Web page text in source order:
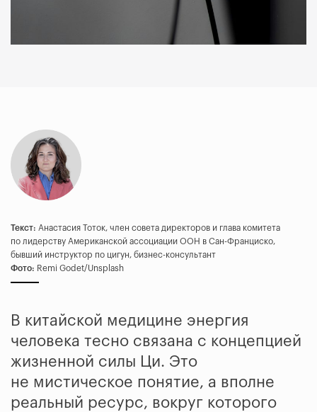
Текст: Анастасия Тоток, член совета директоров и глава комитета
по лидерству Американской ассоциации ООН в Сан-Франциско,
бывший инструктор по цигун, бизнес-консультант
Фото: Remi Godet/Unsplash
В китайской медицине энергия
человека тесно связана с концепцией
жизненной силы Ци. Это
не мистическое понятие, а вполне
реальный ресурс, вокруг которого